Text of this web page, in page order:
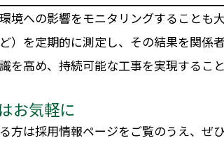
境への影響をモニタリングすることも
）を定期的に測定し、その結果を関係
を高め、持続可能な工事を実現すること
お気軽に
方は採用情報ページをご覧のうえ、ぜ